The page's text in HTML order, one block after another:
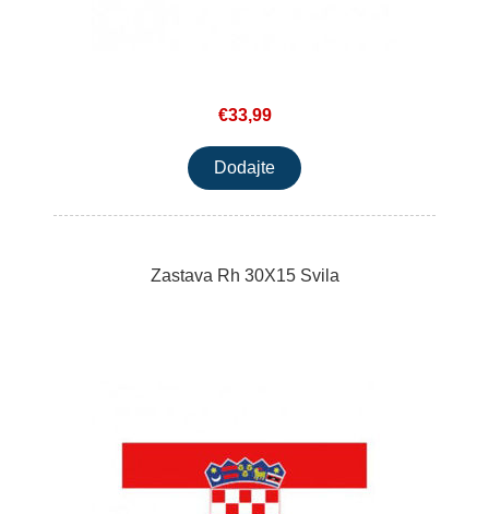
€33,99
Zastava Rh 30X15 Svila